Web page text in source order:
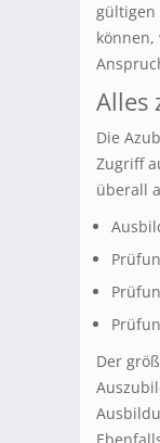
gültigen
können,
Alles
Die
Zugriff
überall
Der